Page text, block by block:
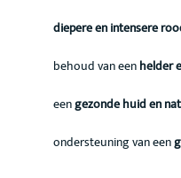
diepere en intensere
behoud van eenhelder
eengezonde huid en
ondersteuning van een